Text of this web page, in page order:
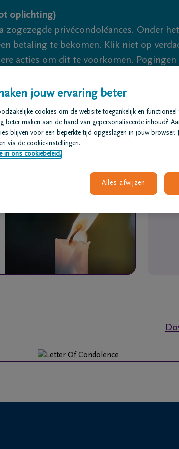
oplichting)
privécondoléances. Onder
betaling te bekomen. Klik niet op
acties om dit te voorkomen.
We
Overlijdensberichten Ons
jouw ervaring beter
cookies om de website toegankelijk en functioneel
beter maken aan de hand van gepersonaliseerde inhoud?
blijven voor een beperkte tijd opgeslagen in jouw browser.
via de cookie-instellingen.
in ons cookiebeleid.
Alles afwijzen